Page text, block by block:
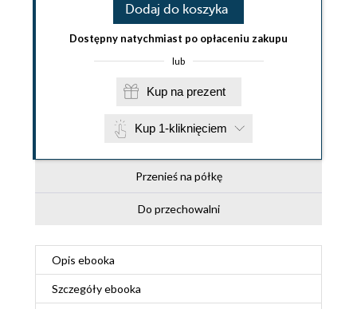
Dodaj do koszyka
Dostępny natychmiast po opłaceniu zakupu
lub
Kup na prezent
Kup 1-kliknięciem
Przenieś na półkę
Do przechowalni
Opis ebooka
Szczegółyebooka